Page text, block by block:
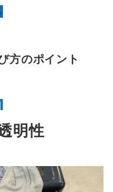
方のポイント
明性